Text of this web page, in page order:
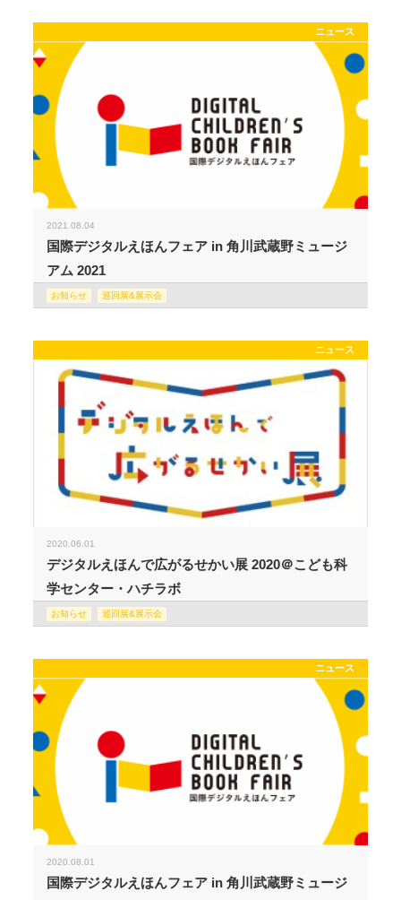
ニュース
2021.08.04
国際デジタルえほんフェア in 角川武蔵野ミュージ
アム 2021
お知らせ 巡回展&展示会
ニュース
2020.06.01
デジタルえほんで広がるせかい展 2020＠こども科
学センター・ハチラボ
お知らせ 巡回展&展示会
ニュース
2020.08.01
国際デジタルえほんフェア in 角川武蔵野ミュージ